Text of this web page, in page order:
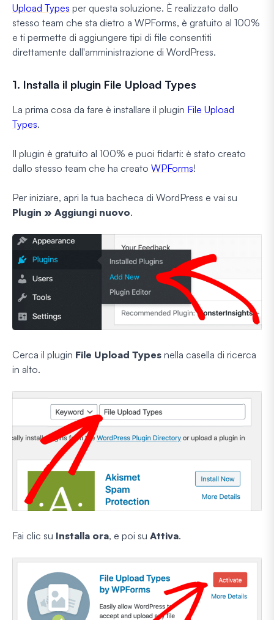
Upload Types per questa soluzione. È realizzato dallo
stesso team che sta dietro a WPForms, è gratuito al 100%
e ti permette di aggiungere tipi di file consentiti
direttamente dall'amministrazione di WordPress.
1. Installa il plugin File Upload Types
La prima cosa da fare è installare il plugin File Upload
Types.
Il plugin è gratuito al 100% e puoi fidarti: è stato creato
dallo stesso team che ha creato WPForms!
Per iniziare, apri la tua bacheca di WordPress e vai su
Plugin » Aggiungi nuovo.
Cerca il plugin File Upload Types nella casella di ricerca
in alto.
Fai clic su Installa ora, e poi su Attiva.